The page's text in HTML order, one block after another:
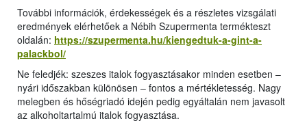
További információk, érdekességek és a részletes vizsgálati
eredmények elérhetőek a Nébih Szupermenta termékteszt
oldalán: https://szupermenta.hu/kiengedtuk-a-gint-a-
palackbol/
Ne feledjék: szeszes italok fogyasztásakor minden esetben ‒
nyári időszakban különösen ‒ fontos a mértékletesség. Nagy
melegben és hőségriadó idején pedig egyáltalán nem javasolt
az alkoholtartalmú italok fogyasztása.